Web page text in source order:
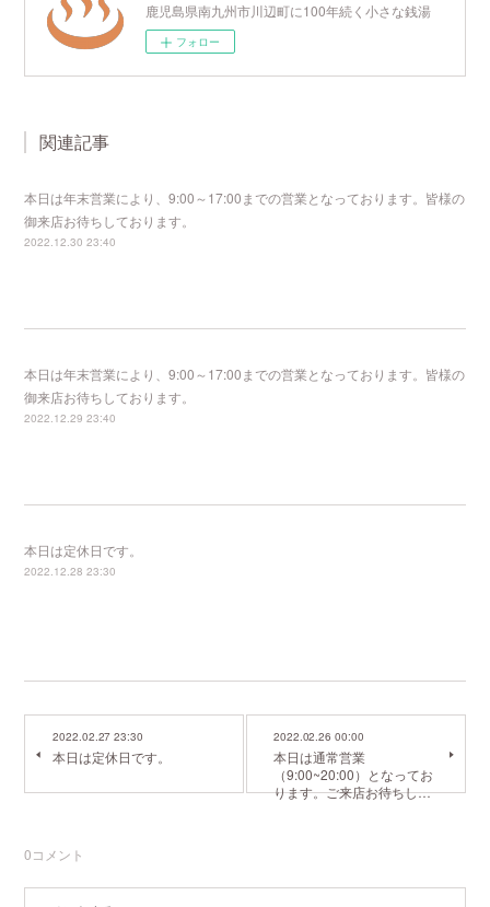
鹿児島県南九州市川辺町に100年続く小さな銭湯
フォロー
関連記事
本日は年末営業により、9:00～17:00までの営業となっております。皆様の
御来店お待ちしております。
2022.12.30 23:40
本日は年末営業により、9:00～17:00までの営業となっております。皆様の
御来店お待ちしております。
2022.12.29 23:40
本日は定休日です。
2022.12.28 23:30
2022.02.27 23:30
本日は定休日です。
2022.02.26 00:00
本日は通常営業
（9:00~20:00）となってお
ります。ご来店お待ちし…
0コメント